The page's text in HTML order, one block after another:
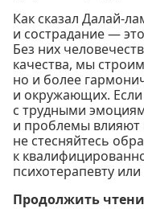
Как сказал Далай-
и сострадание —
Без них
качества, мы
но и более
и окружающих. Если
с трудными
и проблемы влияют
не стесняйтесь
к
психотерапевту или
Продолжить